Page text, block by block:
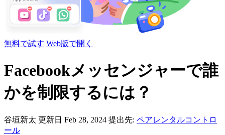
無料で試す Web版で開く
Facebookメッセンジャーで誰
かを制限するには？
谷垣新太 更新日 Feb 28, 2024 提出先: ペアレンタルコントロ
ール